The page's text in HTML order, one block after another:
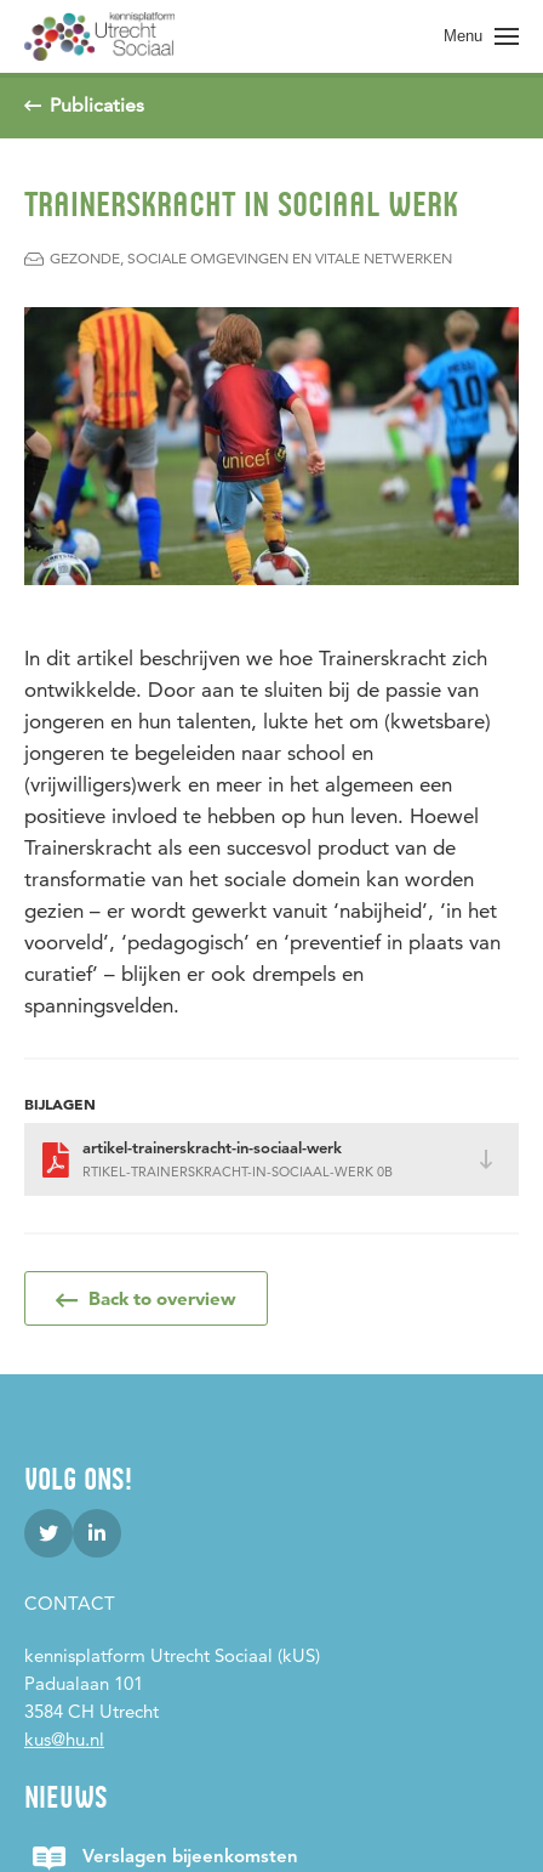
Spring naar pagina inhoud
Menu
Publicaties
TRAINERSKRACHT IN SOCIAAL WERK
GEZONDE, SOCIALE OMGEVINGEN EN VITALE NETWERKEN
In dit artikel beschrijven we hoe Trainerskracht zich
ontwikkelde. Door aan te sluiten bij de passie van
jongeren en hun talenten, lukte het om (kwetsbare)
jongeren te begeleiden naar school en
(vrijwilligers)werk en meer in het algemeen een
positieve invloed te hebben op hun leven. Hoewel
Trainerskracht als een succesvol product van de
transformatie van het sociale domein kan worden
gezien – er wordt gewerkt vanuit ‘nabijheid’, ‘in het
voorveld’, ‘pedagogisch’ en ‘preventief in plaats van
curatief’ – blijken er ook drempels en
spanningsvelden.
BIJLAGEN
artikel-trainerskracht-in-sociaal-werk
RTIKEL-TRAINERSKRACHT-IN-SOCIAAL-WERK 0B
Back to overview
VOLG ONS!
CONTACT
kennisplatform Utrecht Sociaal (kUS)
Padualaan 101
3584 CH Utrecht
kus@hu.nl
NIEUWS
Verslagen bijeenkomsten